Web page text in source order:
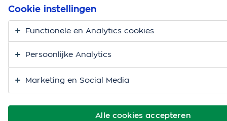
auto
Alle cookies accepteren
Cookie instellingen
Functionele en Analytics cookies
Persoonlijke Analytics
Marketing en Social Media